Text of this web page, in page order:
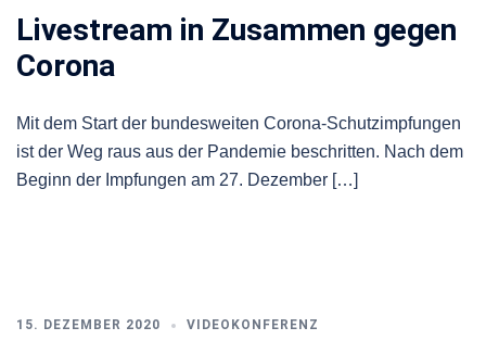
Livestream in Zusammen gegen
Corona
Mit dem Start der bundesweiten Corona-Schutzimpfungen
ist der Weg raus aus der Pandemie beschritten. Nach dem
Beginn der Impfungen am 27. Dezember […]
15. DEZEMBER 2020 VIDEOKONFERENZ